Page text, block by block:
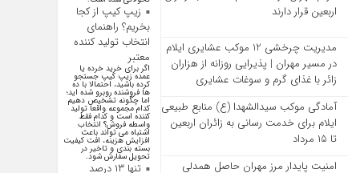
اربعین قرار دارند
مدیریت چرخشی 12 موکب‌ عشایری ایلام
در مسیر مهران | پذیرایی روزانه از هزاران
زائر با غذای گرم و سوغات عشایری
آمادگی موکب سیدالشهدا (ع) منابع طبیعی
ایلام برای خدمت‌ رسانی به زائران اربعین
تا ۱۵ مرداد
امنیت پایدار مرز مهران حاصل همدلی
زیپ کیپ از کجا
بخریم؟ راهنمای
انتخاب تولید کننده
معتبر
اگر برای خرید خرده یا
عمده زیپ کیپ جستجو
کرده باشید، احتمالا با ده
ها فروشنده روبرو شده اید؛
اما چگونه تشخیص دهیم
کدام مجموعه واقعا تولید
کننده است و کدام فقط
واسطه فروش؟ انتخاب
اشتباه می تواند باعث
افزایش هزینه، افت کیفیت
بسته بندی و تاخیر در
تحویل سفارش شود.
تنها ۱۳ درصد